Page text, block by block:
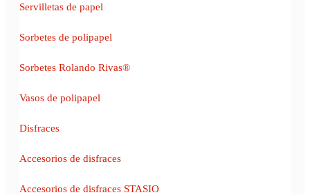
Servilletas de papel
Sorbetes de polipapel
Sorbetes Rolando Rivas®
Vasos de polipapel
Disfraces
Accesorios de disfraces
Accesorios de disfraces STASIO